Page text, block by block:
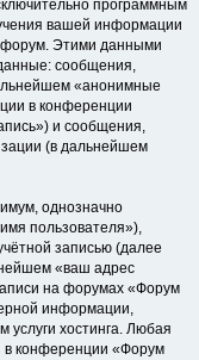
программным
вашей информации
форум. Этими данными
сообщения,
«анонимные
в конференции
и сообщения,
(в дальнейшем
однозначно
пользователя»),
записью (далее
«ваш адрес
на форумах «Форум
информации,
хостинга. Любая
в конференции «Форум